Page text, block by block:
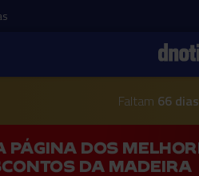
Faltam 66 dias